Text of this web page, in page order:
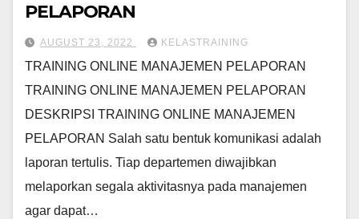
PELAPORAN
AUGUST 23, 2022 KELASTRAINING
TRAINING ONLINE MANAJEMEN PELAPORAN
TRAINING ONLINE MANAJEMEN PELAPORAN
DESKRIPSI TRAINING ONLINE MANAJEMEN
PELAPORAN Salah satu bentuk komunikasi adalah
laporan tertulis. Tiap departemen diwajibkan
melaporkan segala aktivitasnya pada manajemen
agar dapat…